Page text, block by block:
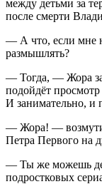
между детьми за
после смерти
— А что, если мне
размышлять?
— Тогда, — Жора
подойдёт
И занимательно, и
— Жора! —
Петра Первого на
— Ты же можешь
подростковых